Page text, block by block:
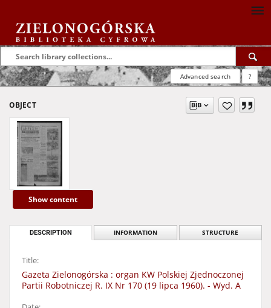
Advanced search ?
OBJECT
Show content
DESCRIPTION INFORMATION STRUCTURE
Title:
Gazeta Zielonogórska : organ KW Polskiej Zjednoczonej
Partii Robotniczej R. IX Nr 170 (19 lipca 1960). - Wyd. A